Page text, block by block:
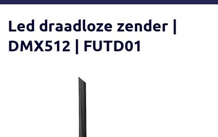
Led draadloze zender |
DMX512 | FUTD01